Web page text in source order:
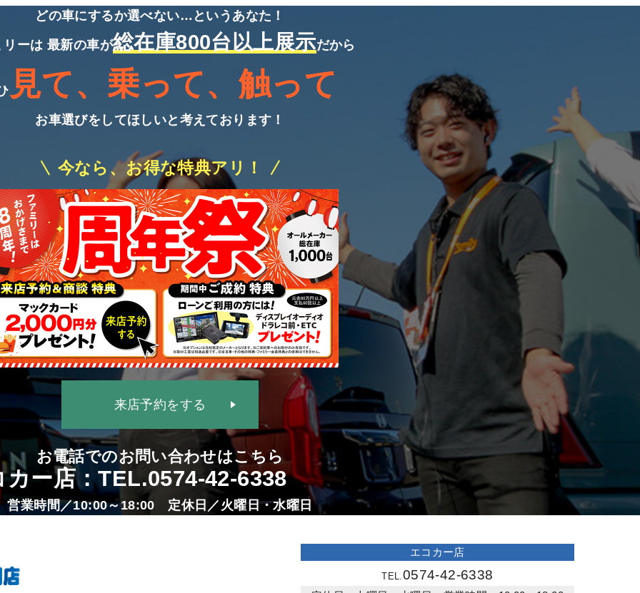
どの車にするか選べない…というあなた！
リーは 最新の車が総在庫800台以上展示だから
見て、乗って、触って
お車選びをしてほしいと考えております！
今なら、お得な特典アリ！
来店予約をする
お電話でのお問い合わせはこちら
カー店：TEL.0574-42-6338
営業時間／10:00～18:00 定休日／火曜日・水曜日
エコカー店
TEL. 0574-42-6338